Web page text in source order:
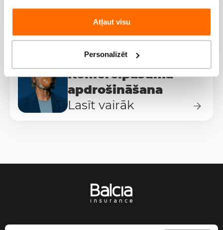
Atļaut visu
Personalizēt
Saules paneļu
apdrošināšana
Lasīt vairāk
Komercīpašuma
apdrošināšana
Lasīt vairāk